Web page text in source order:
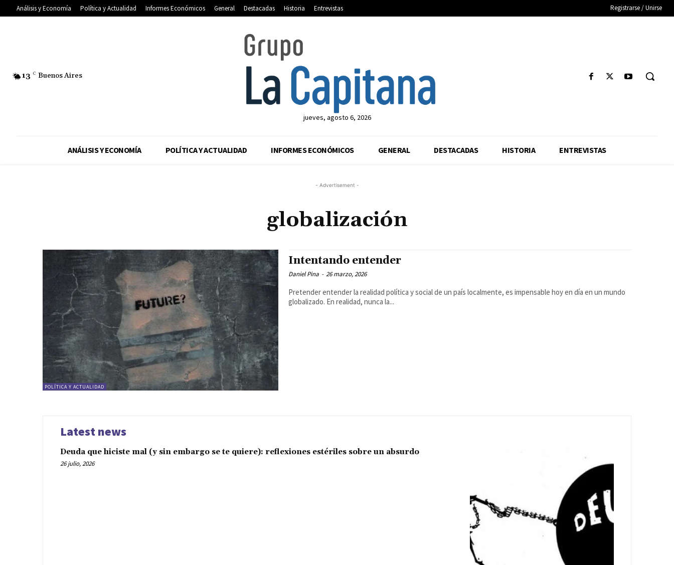
Análisis y Economía Política y Actualidad Informes Económicos General Destacadas Historia Entrevistas Registrarse / Unirse
13 C Buenos Aires
jueves, agosto 6, 2026
ANÁLISIS Y ECONOMÍA POLÍTICA Y ACTUALIDAD INFORMES ECONÓMICOS GENERAL DESTACADAS HISTORIA ENTREVISTAS
- Advertisement -
globalización
POLÍTICA Y ACTUALIDAD
Intentando entender
Daniel Pina - 26 marzo, 2026
Pretender entender la realidad política y social de un país localmente, es impensable hoy en día en un mundo
globalizado. En realidad, nunca la...
Latest news
Deuda que hiciste mal (y sin embargo se te quiere): reflexiones estériles sobre un absurdo
26 julio, 2026